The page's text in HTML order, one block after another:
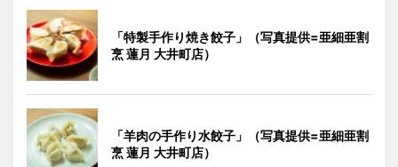
「特製手作り焼き餃子」（写真提供=亜細亜割
烹 蓮月 大井町店）
「羊肉の手作り水餃子」（写真提供=亜細亜割
烹 蓮月 大井町店）